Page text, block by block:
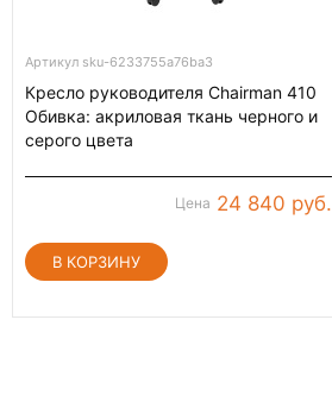
Артикул sku-6233755a76ba3
Кресло руководителя Chairman 410
Обивка: акриловая ткань черного и
серого цвета
Цена 24 840 руб.